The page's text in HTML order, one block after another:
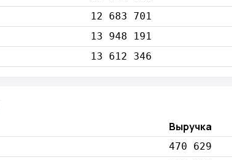
12 683 701
13 948 191
13 612 346
Выручка
470 629